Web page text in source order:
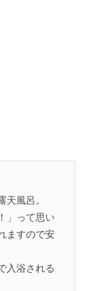
風呂。
」って思い
ますので安
入浴される